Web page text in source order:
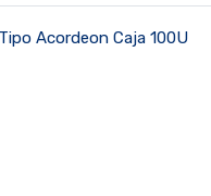
Acordeon Caja 100U